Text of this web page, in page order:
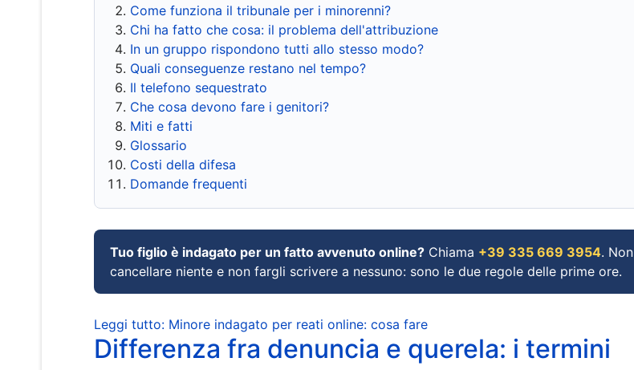
Come funziona il tribunale per i minorenni?
Chi ha fatto che cosa: il problema dell'attribuzione
In un gruppo rispondono tutti allo stesso modo?
Quali conseguenze restano nel tempo?
Il telefono sequestrato
Che cosa devono fare i genitori?
Miti e fatti
Glossario
Costi della difesa
Domande frequenti
Tuo figlio è indagato per un fatto avvenuto online? Chiama +39 335 669 3954. Non
cancellare niente e non fargli scrivere a nessuno: sono le due regole delle prime ore.
Leggi tutto: Minore indagato per reati online: cosa fare
Differenza fra denuncia e querela: i termini